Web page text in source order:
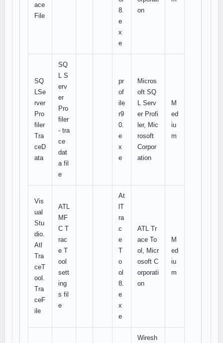
ace
File
8.
e
x
e
on
SQ
LSe
rver
Pro
filer
Tra
ceD
ata
SQ
L S
erv
er
Pro
filer
- tra
ce
dat
a fil
e
pr
of
ile
r9
0.
e
x
e
Micros
oft SQ
L Serv
er Profi
ler, Mic
rosoft
Corpor
ation
M
ed
iu
m
Vis
ual
Stu
dio.
Atl
Tra
ceT
ool.
Tra
ceF
ile
ATL
MF
C T
rac
e T
ool
sett
ing
s fil
e
At
lT
ra
c
e
T
o
ol
8.
e
x
e
ATL Tr
ace To
ol, Micr
osoft C
orporati
on
M
ed
iu
m
Wiresh